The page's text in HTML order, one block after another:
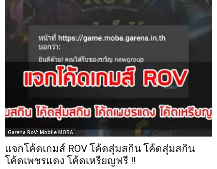
Garena RoV: Mobile MOBA
แจกโค้ดเกมส์ ROV โค้ดสุ่มสกิน โค้ดสุ่มสกิน
โค้ดเพชรแดง โค้ดเหรียญฟรี !!